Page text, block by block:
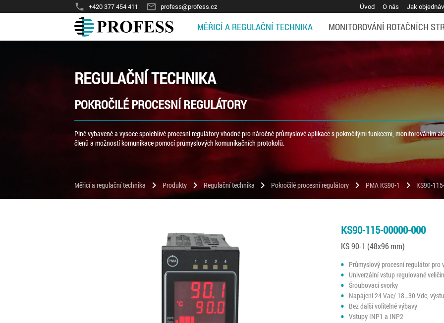
phone +420 377 454 411 mail_outline profess@profess.cz Úvod O nás Jak
MĚŘICÍ A REGULAČNÍ TECHNIKA MONITOROVÁNÍ ROTAČNÍCH
REGULAČNÍ TECHNIKA
POKROČILÉ PROCESNÍ REGULÁTORY
Plně vybavené a vysoce spolehlivé procesní regulátory vhodné pro náročné průmyslové aplikace s pokročilými funkcemi, monitorováním
členů a možností komunikace pomocí průmyslových komunikačních protokolů.
Měřicí a regulační technika chevron_right Produkty chevron_right Regulační technika chevron_right Pokročilé procesní regulátory chevron_right PMA KS90-1 chevron_right KS90-
KS90-115-00000-000
KS 90-1 (48x96 mm)
Průmyslový procesní regulátor pro
Univerzální vstup regulované
Šroubovací svorky
Napájení 24 Vac/ 18…30 Vdc,
Bez další volitelné výbavy
Vstupy INP1 a INP2